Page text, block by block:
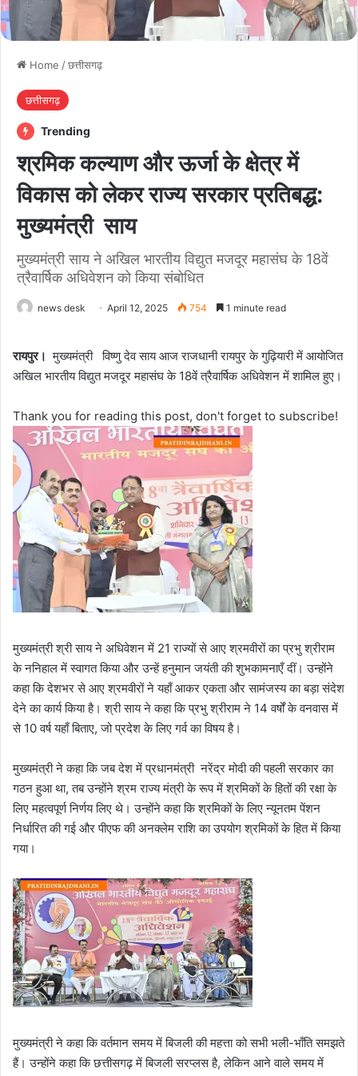
Home /छत्तीसगढ़
छत्तीसगढ़
Trending
श्रमिक कल्याण और ऊर्जा के क्षेत्र में
विकास को लेकर राज्य सरकार प्रतिबद्ध:
मुख्यमंत्री साय
मुख्यमंत्री साय ने अखिल भारतीय विद्युत मजदूर महासंघ के 18वें
त्रैवार्षिक अधिवेशन को किया संबोधित
news desk April 12, 2025 754 1 minute read
रायपुर। मुख्यमंत्री विष्णु देव साय आज राजधानी रायपुर के गुढ़ियारी में आयोजित
अखिल भारतीय विद्युत मजदूर महासंघ के 18वें त्रैवार्षिक अधिवेशन में शामिल हुए।
Thank you for reading this post, don't forget to subscribe!
मुख्यमंत्री श्री साय ने अधिवेशन में 21 राज्यों से आए श्रमवीरों का प्रभु श्रीराम
के ननिहाल में स्वागत किया और उन्हें हनुमान जयंती की शुभकामनाएँ दीं। उन्होंने
कहा कि देशभर से आए श्रमवीरों ने यहाँ आकर एकता और सामंजस्य का बड़ा संदेश
देने का कार्य किया है। श्री साय ने कहा कि प्रभु श्रीराम ने 14 वर्षों के वनवास में
से 10 वर्ष यहाँ बिताए, जो प्रदेश के लिए गर्व का विषय है।
मुख्यमंत्री ने कहा कि जब देश में प्रधानमंत्री नरेंद्र मोदी की पहली सरकार का
गठन हुआ था, तब उन्होंने श्रम राज्य मंत्री के रूप में श्रमिकों के हितों की रक्षा के
लिए महत्वपूर्ण निर्णय लिए थे। उन्होंने कहा कि श्रमिकों के लिए न्यूनतम पेंशन
निर्धारित की गई और पीएफ की अनक्लेम राशि का उपयोग श्रमिकों के हित में किया
गया।
मुख्यमंत्री ने कहा कि वर्तमान समय में बिजली की महत्ता को सभी भली-भाँति समझते
हैं। उन्होंने कहा कि छत्तीसगढ़ में बिजली सरप्लस है, लेकिन आने वाले समय में